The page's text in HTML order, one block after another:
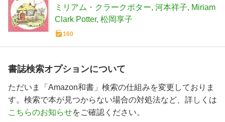
ミリアム・クラークポター 河本祥子
Miriam
Clark Potter 松岡享子
160
書誌検索オプションについて
ただいま「Amazon和書」検索の仕組みを変更しておりま
す。検索で本が見つからない場合の対処法など、詳しくは
こちらのお知らせをご確認ください。